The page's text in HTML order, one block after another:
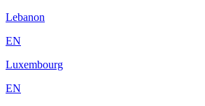
Lebanon
EN
Luxembourg
EN